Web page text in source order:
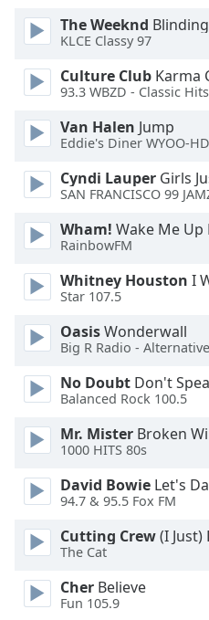
Color
Opacity
Background
Color
Opacity
Caption
Area
Color
Opacity
Font
Edge
Style
Font
The Weeknd
KLCE Classy 97
Culture Club Karma
93.3 WBZD - Classic Hits
Van Halen Jump
Eddie's Diner WYOO-
Cyndi Lauper Girls
SAN FRANCISCO 99
Wham! Wake Me Up
RainbowFM
Whitney Houston I
Star 107.5
OasisWonderwall
Big R Radio -
No Doubt Don't
Balanced Rock 100.5
Mr. Mister Broken
1000 HITS 80s
David Bowie Let's
94.7 & 95.5 Fox FM
Cutting Crew(I
The Cat
Cher Believe
Fun 105.9